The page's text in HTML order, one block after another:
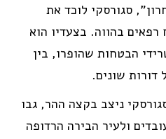
סגורסקי לוכד את
בהווה. בצעדיו הוא
הבטחות שהופרו, בין
דורות שונים.
ניצב בקצה ההר, גבו
ולעיר הבירה הרדופה